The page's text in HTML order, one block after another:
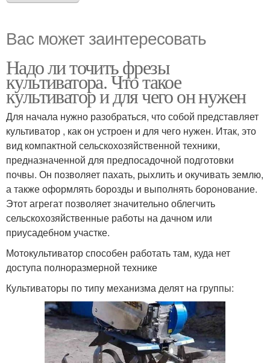
Вас может заинтересовать
Надо ли точить фрезы
культиватора. Что такое
культиватор и для чего он нужен
Для начала нужно разобраться, что собой представляет
культиватор , как он устроен и для чего нужен. Итак, это
вид компактной сельскохозяйственной техники,
предназначенной для предпосадочной подготовки
почвы. Он позволяет пахать, рыхлить и окучивать землю,
а также оформлять борозды и выполнять боронование.
Этот агрегат позволяет значительно облегчить
сельскохозяйственные работы на дачном или
приусадебном участке.
Мотокультиватор способен работать там, куда нет
доступа полноразмерной технике
Культиваторы по типу механизма делят на группы: